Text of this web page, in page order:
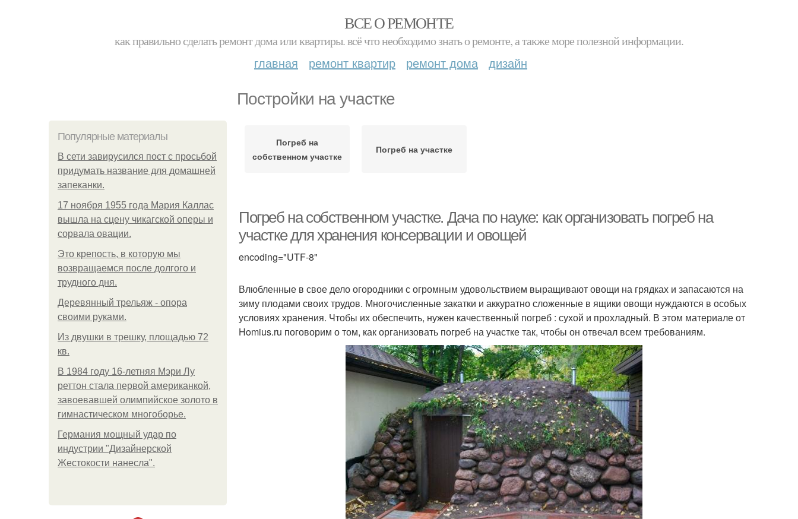
ВСЕ О РЕМОНТЕ
как правильно сделать ремонт дома или квартиры. всё что необходимо знать о ремонте, а также море полезной информации.
главная ремонт квартир ремонт дома дизайн
Постройки на участке
Популярные материалы
В сети завирусился пост с просьбой
придумать название для домашней
запеканки.
17 ноября 1955 года Мария Каллас
вышла на сцену чикагской оперы и
сорвала овации.
Это крепость, в которую мы
возвращаемся после долгого и
трудного дня.
Деревянный трельяж - опора
своими руками.
Из двушки в трешку, площадью 72
кв.
В 1984 году 16-летняя Мэри Лу
реттон стала первой американкой,
завоевавшей олимпийское золото в
гимнастическом многоборье.
Германия мощный удар по
индустрии "Дизайнерской
Жестокости нанесла".
Погреб на
собственном участке
Погреб на участке
Погреб на собственном участке. Дача по науке: как организовать погреб на
участке для хранения консервации и овощей
encoding="UTF-8"
Влюбленные в свое дело огородники с огромным удовольствием выращивают овощи на грядках и запасаются на
зиму плодами своих трудов. Многочисленные закатки и аккуратно сложенные в ящики овощи нуждаются в особых
условиях хранения. Чтобы их обеспечить, нужен качественный погреб : сухой и прохладный. В этом материале от
Homius.ru поговорим о том, как организовать погреб на участке так, чтобы он отвечал всем требованиям.